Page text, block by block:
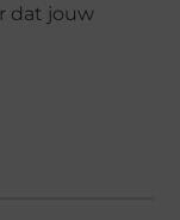
dat jouw